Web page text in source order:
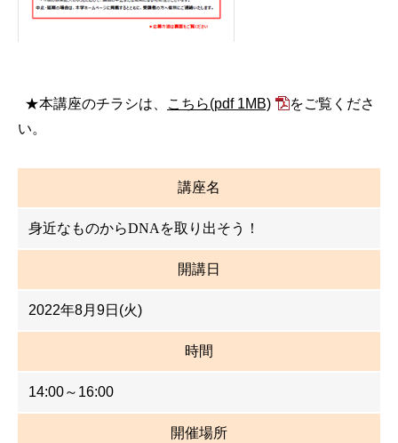
★本講座のチラシは、 こちら(pdf 1MB)
をご覧くださ
い。
講座名
身近なものからDNAを取り出そう！
開講日
2022年8月9日(火)
時間
14:00～16:00
開催場所